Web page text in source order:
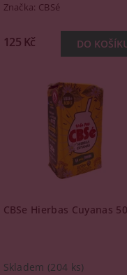
Značka: CBSé
125 Kč
CBSe Hierbas Cuyanas
Skladem (204 ks)